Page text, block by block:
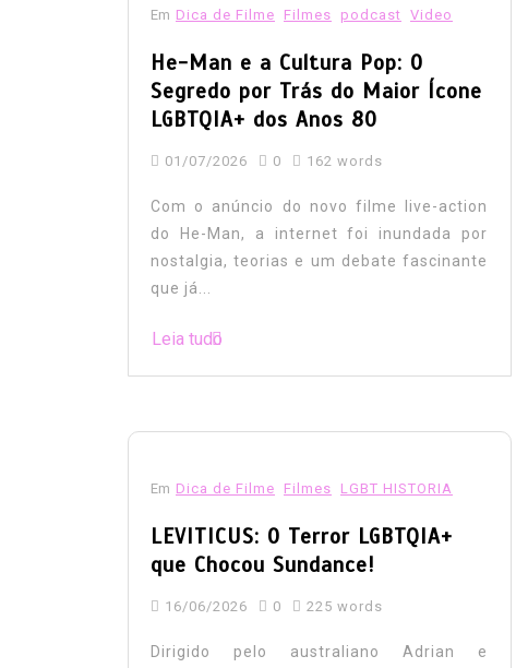
Em Dica de Filme Filmes podcast Video
He-Man e a Cultura Pop: O
Segredo por Trás do Maior Ícone
LGBTQIA+ dos Anos 80
01/07/2026 0 162 words
Com o anúncio do novo filme live-action
do He-Man, a internet foi inundada por
nostalgia, teorias e um debate fascinante
que já...
Leia tudo
Em Dica de Filme Filmes LGBT HISTORIA
LEVITICUS: O Terror LGBTQIA+
que Chocou Sundance!
16/06/2026 0 225 words
Dirigido pelo australiano Adrian e